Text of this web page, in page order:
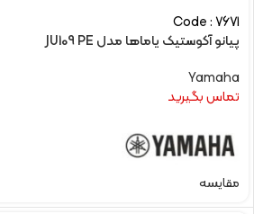
Code : 7671
پیانو آکوستیک یاماها مدل JU109 PE
Yamaha
تماس بگیرید
مقایسه